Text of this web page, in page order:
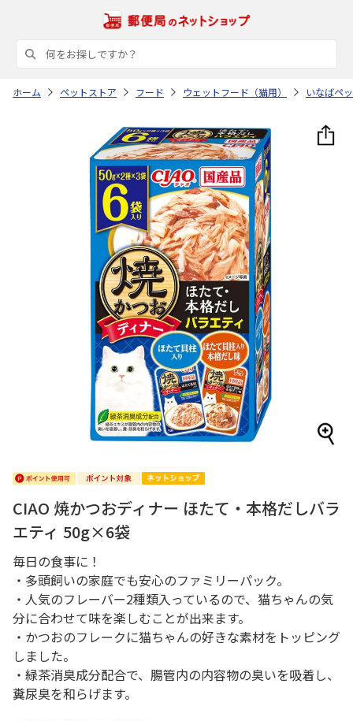
ホーム ペットストア フード ウェットフード（猫用） いなばペ
CIAO 焼かつおディナー ほたて・本格だしバラ
エティ 50g×6袋
毎日の食事に！
・多頭飼いの家庭でも安心のファミリーパック。
・人気のフレーバー2種類入っているので、猫ちゃんの気
分に合わせて味を楽しむことが出来ます。
・かつおのフレークに猫ちゃんの好きな素材をトッピング
しました。
・緑茶消臭成分配合で、腸管内の内容物の臭いを吸着し、
糞尿臭を和らげます。